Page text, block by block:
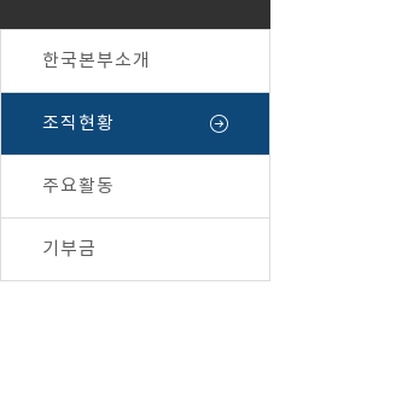
한국본부소개
조직현황
주요활동
기부금